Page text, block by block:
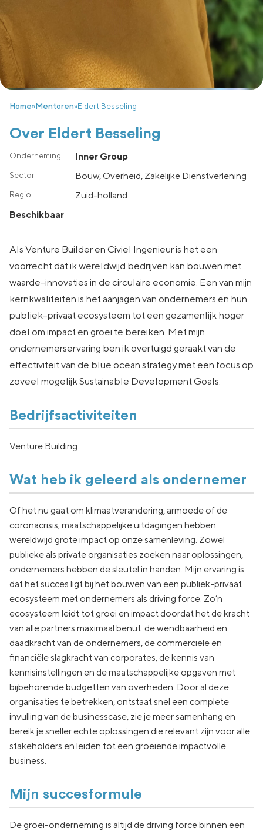
Home»Mentoren»Eldert Besseling
Over Eldert Besseling
Inner Group
Bouw, Overheid, Zakelijke Dienstverlening
zuid-holland
Beschikbaar
Als Venture Builder en Civiel Ingenieur is het een
voorrecht dat ik wereldwijd bedrijven kan bouwen met
waarde-innovaties in de circulaire economie. Een van mijn
kernkwaliteiten is het aanjagen van ondernemers en hun
publiek-privaat ecosysteem tot een gezamenlijk hoger
doel om impact en groei te bereiken. Met mijn
ondernemerservaring ben ik overtuigd geraakt van de
effectiviteit van de blue ocean strategy met een focus op
zoveel mogelijk Sustainable Development Goals.
Bedrijfsactiviteiten
Venture Building.
Wat heb ik geleerd als ondernemer
Of het nu gaat om klimaatverandering, armoede of de
coronacrisis, maatschappelijke uitdagingen hebben
wereldwijd grote impact op onze samenleving. Zowel
publieke als private organisaties zoeken naar oplossingen,
ondernemers hebben de sleutel in handen. Mijn ervaring is
dat het succes ligt bij het bouwen van een publiek-privaat
ecosysteem met ondernemers als driving force. Zo’n
ecosysteem leidt tot groei en impact doordat het de kracht
van alle partners maximaal benut: de wendbaarheid en
daadkracht van de ondernemers, de commerciële en
financiële slagkracht van corporates, de kennis van
kennisinstellingen en de maatschappelijke opgaven met
bijbehorende budgetten van overheden. Door al deze
organisaties te betrekken, ontstaat snel een complete
invulling van de businesscase, zie je meer samenhang en
bereik je sneller echte oplossingen die relevant zijn voor alle
stakeholders en leiden tot een groeiende impactvolle
business.
Mijn succesformule
De groei-onderneming is altijd de driving force binnen een